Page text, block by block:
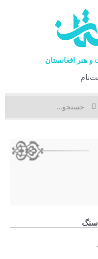
و هنر افغانستان
سنگ